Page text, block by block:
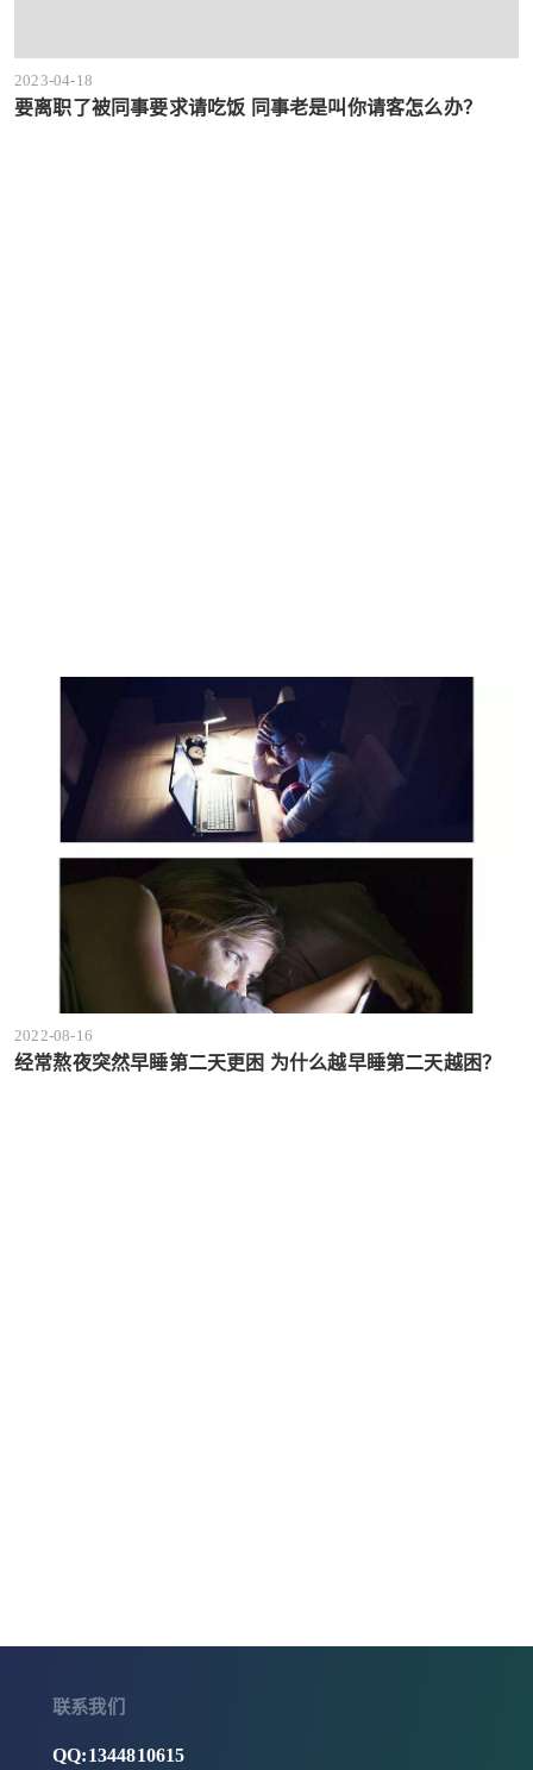
2023-04-18
要离职了被同事要求请吃饭 同事老是叫你请客怎么办？
2022-08-16
经常熬夜突然早睡第二天更困 为什么越早睡第二天越困？
联系我们
QQ:1344810615